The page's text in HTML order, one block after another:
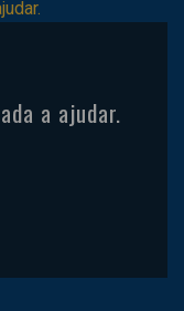
a ajudar.